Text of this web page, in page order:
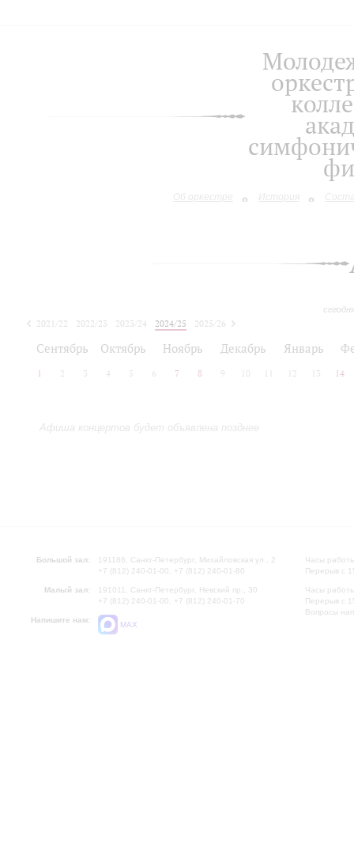
Об оркестре История
2021/22 2022/23 2023/24 2024/25
2025/26
Сентябрь Октябрь Ноябрь Декабрь Январь
1 2 3 4 5 6 7 8 9 10 12 13 14
Афиша концертов будет объявлена позднее
Большой зал:
191186, Санкт-Петербург, Михайловская ул., 2
+7 (812) 240-01-00, +7 (812) 240-01-80
Малый зал:
191011, Санкт-Петербург, Невский пр., 30
+7 (812) 240-01-00, +7 (812) 240-01-70
Напишите нам:
MAX
Часы
Перерыв с
Часы
Перерыв с
Вопросы